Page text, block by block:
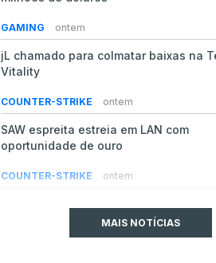
GAMING ontem
jL chamado para colmatar baixas na
Vitality
COUNTER-STRIKE ontem
SAW espreita estreia em LAN com
oportunidade de ouro
COUNTER-STRIKE ontem
do Counter-Strike 2MAIS NOTÍCIAS